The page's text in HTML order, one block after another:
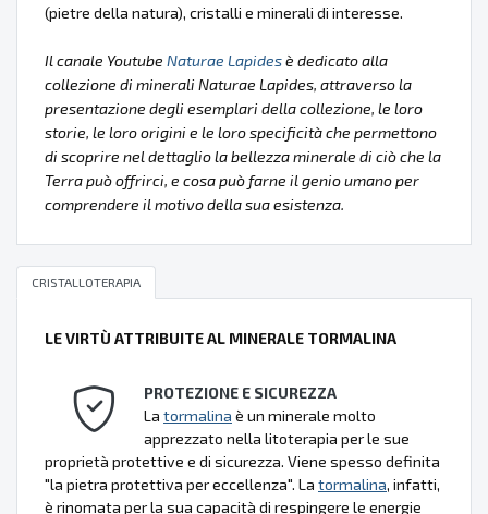
(pietre della natura), cristalli e minerali di interesse.
Il canale Youtube Naturae Lapidesè dedicato alla
collezione di minerali Naturae Lapides, attraverso la
presentazione degli esemplari della collezione, le loro
storie, le loro origini e le loro specificità che permettono
di scoprire nel dettaglio la bellezza minerale di ciò che la
Terra può offrirci, e cosa può farne il genio umano per
comprendere il motivo della sua esistenza.
CRISTALLOTERAPIA
LE VIRTÙ ATTRIBUITE AL MINERALE TORMALINA
PROTEZIONE E SICUREZZA
La tormalina è un minerale molto
apprezzato nella litoterapia per le sue
proprietà protettive e di sicurezza. Viene spesso definita
"la pietra protettiva per eccellenza". La tormalina, infatti,
è rinomata per la sua capacità di respingere le energie